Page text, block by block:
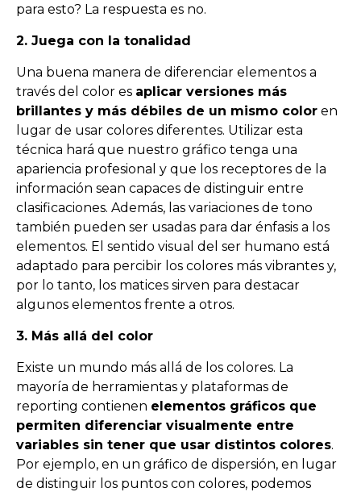
para esto? La respuesta es no.
2. Juega con la tonalidad
Una buena manera de diferenciar elementos a
través del color es aplicar versiones más
brillantes y más débiles de un mismo color en
lugar de usar colores diferentes. Utilizar esta
técnica hará que nuestro gráfico tenga una
apariencia profesional y que los receptores de la
información sean capaces de distinguir entre
clasificaciones. Además, las variaciones de tono
también pueden ser usadas para dar énfasis a los
elementos. El sentido visual del ser humano está
adaptado para percibir los colores más vibrantes y,
por lo tanto, los matices sirven para destacar
algunos elementos frente a otros.
3. Más allá del color
Existe un mundo más allá de los colores. La
mayoría de herramientas y plataformas de
reporting contienen elementos gráficos que
permiten diferenciar visualmente entre
variables sin tener que usar distintos colores.
Por ejemplo, en un gráfico de dispersión, en lugar
de distinguir los puntos con colores, podemos